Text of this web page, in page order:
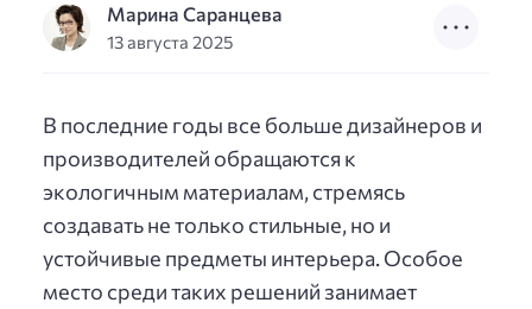
Марина Саранцева
13 августа 2025
В последние годы все больше дизайнеров и
производителей обращаются к
экологичным материалам, стремясь
создавать не только стильные, но и
устойчивые предметы интерьера. Особое
место среди таких решений занимает